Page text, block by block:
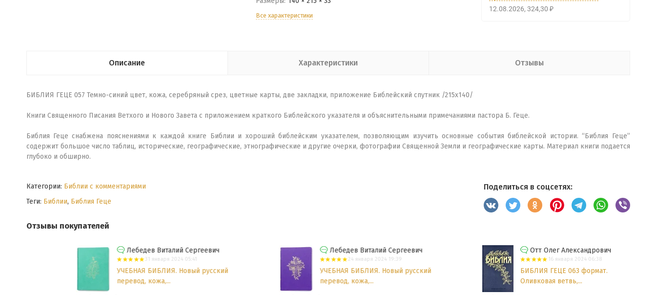
Все характеристики
12.08.2026 324,30 ₽
Описание Характеристики Отзывы
БИБЛИЯ ГЕЦЕ 057 Темно-синий цвет, кожа, серебряный срез, цветные карты, две закладки, приложение Библейский спутник /215х140/
Книги Священного Писания Ветхого и Нового Завета с приложением краткого Библейского указателя и объяснительными примечаниями пастора Б. Геце.
Библия Геце снабжена пояснениями к каждой книге Библии и хороший библейским указателем, позволяющим изучить основные события библейской истории. “Библия Геце”
содержит большое число таблиц, исторические, географические, этнографические и другие очерки, фотографии Священной Земли и географические карты. Материал книги подается
глубоко и обширно.
Категории: Библии с комментариями
Теги: Библии, Библия Геце
Поделиться в соцсетях:
Отзывы покупателей
Лебедев Виталий Сергеевич
31 января 2024 05:41
УЧЕБНАЯ БИБЛИЯ. Новый русский
перевод, кожа,...
Лебедев Виталий Сергеевич
24 января 2024 19:39
УЧЕБНАЯ БИБЛИЯ. Новый русский
перевод, кожа,...
Отт Олег Александрович
16 января 2024 06:38
БИБЛИЯ ГЕЦЕ 063 формат.
Оливковая ветвь,...